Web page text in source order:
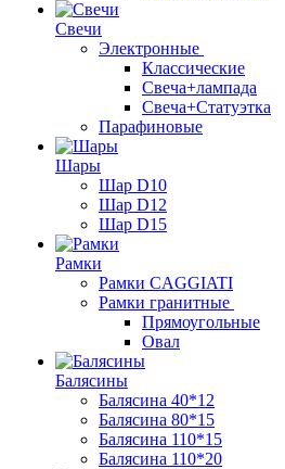
Свечи
Электронные
Классические
Свеча+лампада
Свеча+Статуэтка
Парафиновые
Шары
Шар D10
Шар D12
Шар D15
Рамки
Рамки CAGGIATI
Рамки гранитные
Прямоугольные
Овал
Балясины
Балясина 40*12
Балясина 80*15
Балясина 110*15
Балясина 110*20